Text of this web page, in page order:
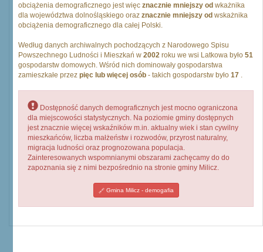
obciążenia demograficznego jest więc znacznie mniejszy od wkażnika
dla województwa dolnośląskiego oraz znacznie mniejszy od wskażnika
obciążenia demograficznego dla całej Polski.
Według danych archiwalnych pochodzących z Narodowego Spisu
Powszechnego Ludności i Mieszkań w 2002 roku we wsi Latkowa było 51
gospodarstw domowych. Wśród nich dominowały gospodarstwa
zamieszkałe przez pięc lub więcej osób - takich gospodarstw było 17 .
Dostępność danych demograficznych jest mocno ograniczona
dla miejscowości statystycznych. Na poziomie gminy dostępnych
jest znacznie więcej wskaźników m.in. aktualny wiek i stan cywilny
mieszkańców, liczba małżeństw i rozwodów, przyrost naturalny,
migracja ludności oraz prognozowana populacja.
Zainteresowanych wspomnianymi obszarami zachęcamy do do
zapoznania się z nimi bezpośrednio na stronie gminy Milicz.
Gmina Milicz - demogafia